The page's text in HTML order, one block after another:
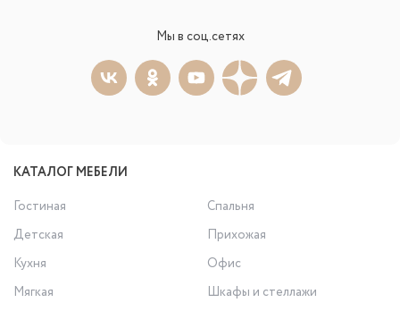
Мы в соц.сетях
КАТАЛОГ МЕБЕЛИ
Гостиная
Спальня
Детская
Прихожая
Кухня
Офис
Мягкая
Шкафы и стеллажи